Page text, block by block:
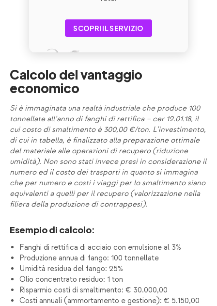
SCOPRI IL SERVIZIO
Calcolo del vantaggio
economico
Si è immaginata una realtà industriale che produce 100
tonnellate all’anno di fanghi di rettifica – cer 12.01.18, il
cui costo di smaltimento è 300,00 €/ton. L’investimento,
di cui in tabella, è finalizzato alla preparazione ottimale
del materiale alle operazioni di recupero (riduzione
umidità). Non sono stati invece presi in considerazione il
numero ed il costo dei trasporti in quanto si immagina
che per numero e costi i viaggi per lo smaltimento siano
equivalenti a quelli per il recupero (valorizzazione nella
filiera della produzione di contrappesi).
Esempio di calcolo:
Fanghi di rettifica di acciaio con emulsione al 3%
Produzione annua di fango: 100 tonnellate
Umidità residua del fango: 25%
Olio concentrato residuo: 1 ton
Risparmio costi di smaltimento: € 30.000,00
Costi annuali (ammortamento e gestione): € 5.150,00